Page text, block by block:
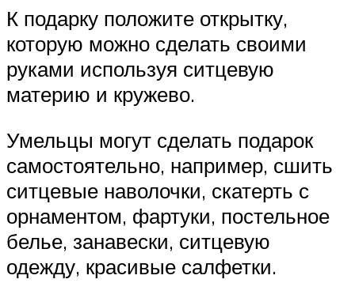
К подарку положите открытку,
которую можно сделать своими
руками используя ситцевую
материю и кружево.
Умельцы могут сделать подарок
самостоятельно, например, сшить
ситцевые наволочки, скатерть с
орнаментом, фартуки, постельное
белье, занавески, ситцевую
одежду, красивые салфетки.